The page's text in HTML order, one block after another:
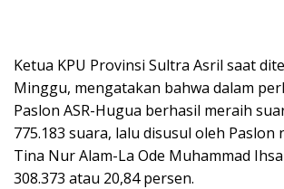
Ketua KPU Provinsi Sultra Asril saat
Minggu, mengatakan bahwa dalam
Paslon ASR-Hugua berhasil meraih
775.183 suara, lalu disusul oleh
Tina Nur Alam-La Ode Muhammad
308.373 atau 20,84 persen.